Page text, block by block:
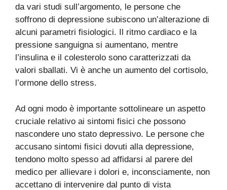
da vari studi sull’argomento, le persone che
soffrono di depressione subiscono un’alterazione di
alcuni parametri fisiologici. Il ritmo cardiaco e la
pressione sanguigna si aumentano, mentre
l’insulina e il colesterolo sono caratterizzati da
valori sballati. Vi è anche un aumento del cortisolo,
l’ormone dello stress.
Ad ogni modo è importante sottolineare un aspetto
cruciale relativo ai sintomi fisici che possono
nascondere uno stato depressivo. Le persone che
accusano sintomi fisici dovuti alla depressione,
tendono molto spesso ad affidarsi al parere del
medico per allievare i dolori e, inconsciamente, non
accettano di intervenire dal punto di vista